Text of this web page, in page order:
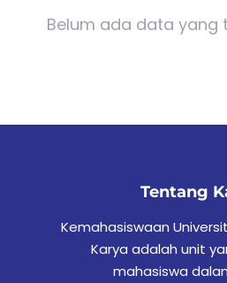
Belum ada data yang
Tentang
Kemahasiswaan
Karya adalah unit
mahasiswa